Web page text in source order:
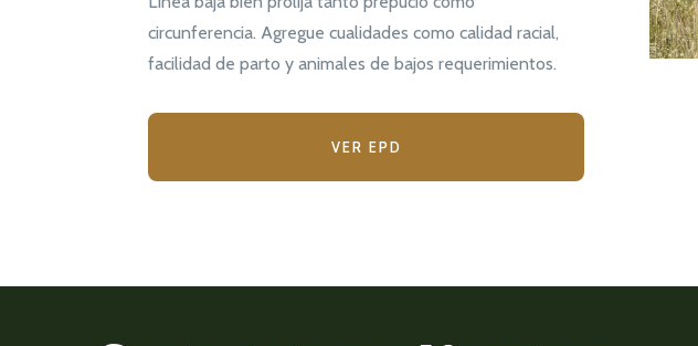
circunferencia. Agregue cualidades como calidad racial,
facilidad de parto y animales de bajos requerimientos.
VER EPD